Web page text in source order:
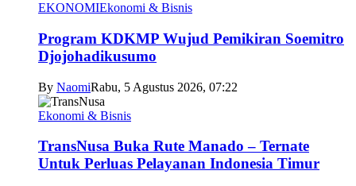
EKONOMIEkonomi & Bisnis
Program KDKMP Wujud Pemikiran Soemitro
Djojohadikusumo
By NaomiRabu, 5 Agustus 2026, 07:22
Ekonomi & Bisnis
TransNusa Buka Rute Manado – Ternate
Untuk Perluas Pelayanan Indonesia Timur